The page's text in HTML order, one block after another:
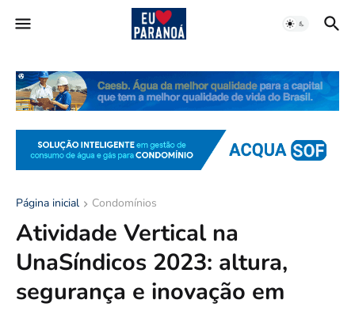
Página inicial Condomínios
Atividade Vertical na
UnaSíndicos 2023: altura,
segurança e inovação em